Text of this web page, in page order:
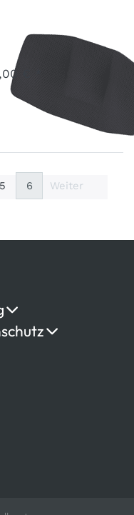
A-HRAD-25-GR
3 - 7 Werktage
€ *
5 6 Weiter